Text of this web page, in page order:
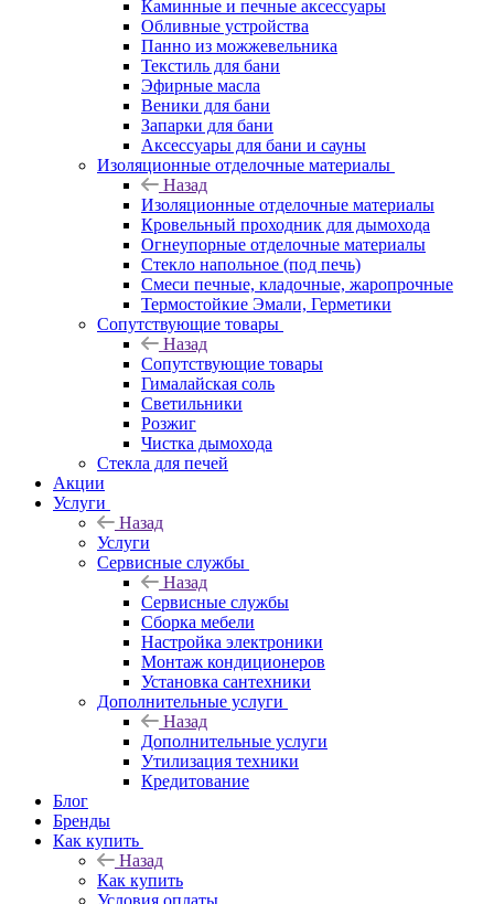
Каминные и печные аксессуары
Обливные устройства
Панно из можжевельника
Текстиль для бани
Эфирные масла
Веники для бани
Запарки для бани
Аксессуары для бани и сауны
Изоляционные отделочные материалы
Назад
Изоляционные отделочные материалы
Кровельный проходник для дымохода
Огнеупорные отделочные материалы
Стекло напольное (под печь)
Смеси печные, кладочные, жаропрочные
Термостойкие Эмали, Герметики
Сопутствующие товары
Назад
Сопутствующие товары
Гималайская соль
Светильники
Розжиг
Чистка дымохода
Стекла для печей
Акции
Услуги
Назад
Услуги
Сервисные службы
Назад
Сервисные службы
Сборка мебели
Настройка электроники
Монтаж кондиционеров
Установка сантехники
Дополнительные услуги
Назад
Дополнительные услуги
Утилизация техники
Кредитование
Блог
Бренды
Как купить
Назад
Как купить
Условия оплаты